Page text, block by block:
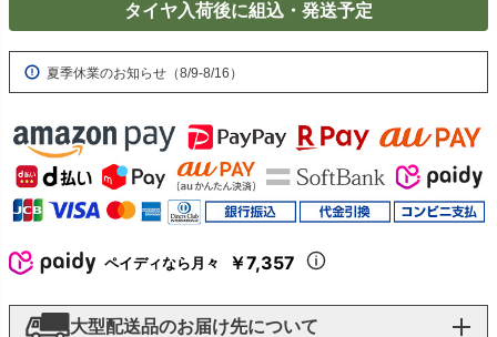
タイヤ入荷後に組込・発送予定
夏季休業のお知らせ（8/9-8/16）
ペイディなら月々 ￥7,357
大型配送品のお届け先について